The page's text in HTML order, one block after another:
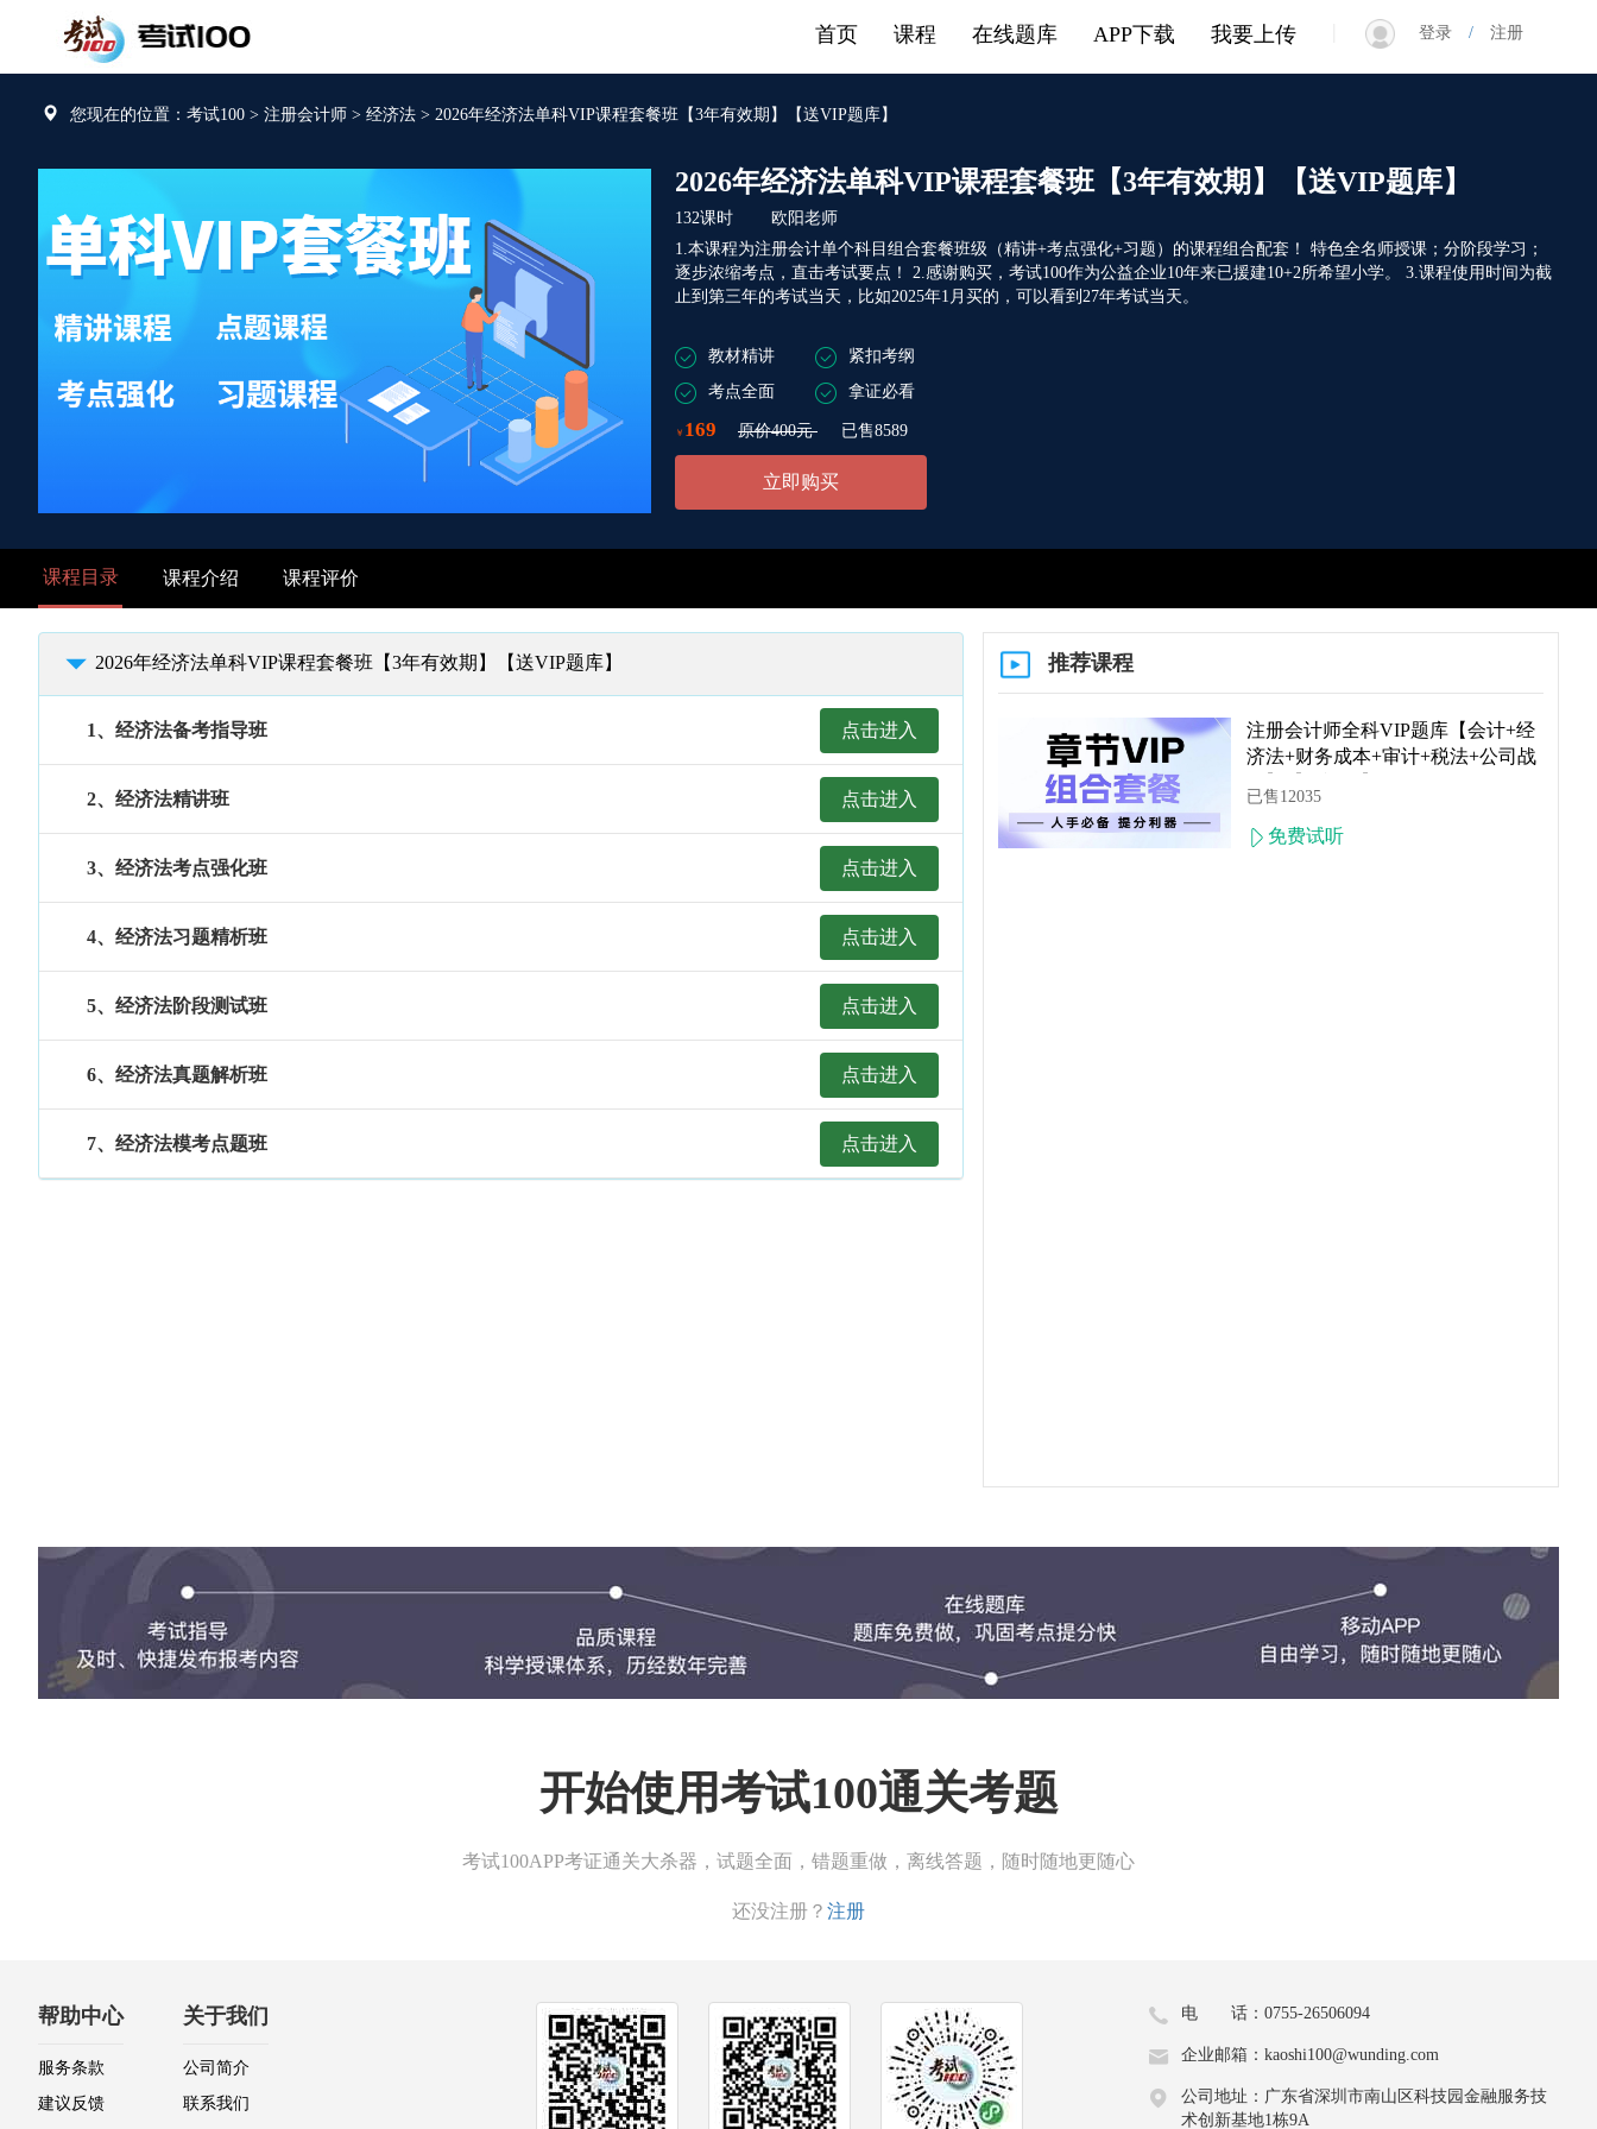
登录 / 注册
我要上传
APP下载
在线题库
课程
首页
您现在的位置：考试100 > 注册会计师 > 经济法 > 2026年经济法单科VIP课程套餐班【3年有效期】【送VIP题库】
2026年经济法单科VIP课程套餐班【3年有效期】【送VIP题库】
132课时 欧阳老师
1.本课程为注册会计单个科目组合套餐班级（精讲+考点强化+习题）的课程组合配套！ 特色全名师授课；分阶段学习；
逐步浓缩考点，直击考试要点！ 2.感谢购买，考试100作为公益企业10年来已援建10+2所希望小学。 3.课程使用时间为截
止到第三年的考试当天，比如2025年1月买的，可以看到27年考试当天。
教材精讲
紧扣考纲
考点全面
拿证必看
￥ 169 原价400元 已售8589
立即购买
课程目录 课程介绍 课程评价
推荐课程
注册会计师全科VIP题库【会计+经
济法+财务成本+审计+税法+公司战
已售12035
免费试听
2026年经济法单科VIP课程套餐班【3年有效期】【送VIP题库】
1、经济法备考指导班 点击进入
2、经济法精讲班 点击进入
3、经济法考点强化班 点击进入
4、经济法习题精析班 点击进入
5、经济法阶段测试班 点击进入
6、经济法真题解析班 点击进入
7、经济法模考点题班 点击进入
课程简介
队，耗费巨资采购国内先进设备，录制的高清视频课程。老师只讲
2.本课程为预售2022年课程，购买后更新课程后可直接在【我的会员
3.课程综合通过率约93%左右（根据2017年-2021年考试100学员的成
预测必考点，梳理出题要点，掌握命题规律，备考胸有成竹！
勾画重难点、易错点、高频考点，节省复习时间，快速提分拿证！
课程安排
每节课时长平均20-30分钟左右。
微信/电话：19849785561
线下课堂
开始使用考试100通关考题
考试100APP考证通关大杀器，试题全面，错题重做，离线答题，随时随地更随心
还没注册？ 注册
帮助中心
服务条款
建议反馈
关于我们
公司简介
联系我们
电 话：0755-26506094
企业邮箱：kaoshi100@wunding.com
公司地址：广东省深圳市南山区科技园金融服务技
术创新基地1栋9A